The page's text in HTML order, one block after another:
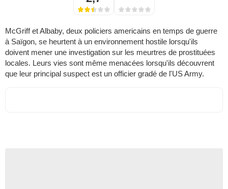
McGriff et Albaby, deux policiers americains en temps de guerre
à Saïgon, se heurtent à un environnement hostile lorsqu'ils
doivent mener une investigation sur les meurtres de prostituées
locales. Leurs vies sont même menacées lorsqu'ils découvrent
que leur principal suspect est un officier gradé de l'US Army.